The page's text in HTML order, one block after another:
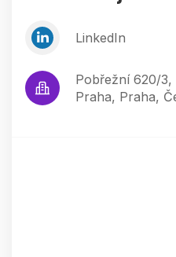
LinkedIn
Pobřežní 620/3,
Praha, Praha,